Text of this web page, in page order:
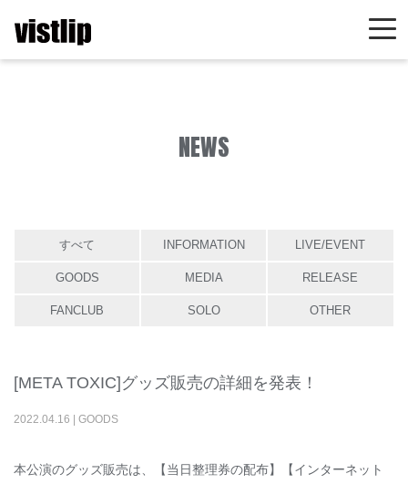
NEWS
すべて INFORMATION LIVE/EVENT
GOODS MEDIA RELEASE
FANCLUB SOLO OTHER
[META TOXIC]グッズ販売の詳細を発表！
2022.04.16 GOODS
本公演のグッズ販売は、【当日整理券の配布】【インターネット